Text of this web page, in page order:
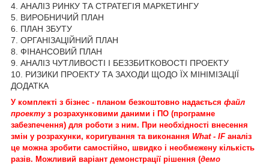
4. АНАЛІЗ РИНКУ ТА СТРАТЕГІЯ МАРКЕТИНГУ
5. ВИРОБНИЧИЙ ПЛАН
6. ПЛАН ЗБУТУ
7. ОРГАНІЗАЦІЙНИЙ ПЛАН
8. ФІНАНСОВИЙ ПЛАН
9. АНАЛІЗ ЧУТЛИВОСТІ І БЕЗЗБИТКОВОСТІ ПРОЕКТУ
10. РИЗИКИ ПРОЕКТУ ТА ЗАХОДИ ЩОДО ЇХ МІНІМІЗАЦІЇ
ДОДАТКА
У комплекті з бізнес - планом безкоштовно надається файл
проектуз розрахунковими даними і ПО (програмне
забезпечення) для роботи з ним. При необхідності внесення
змін у розрахунки, коригування та виконання What - IFаналіз
це можна зробити самостійно, швидко і необмежену кількість
разів. Можливий варіант демонстрації рішення (демо